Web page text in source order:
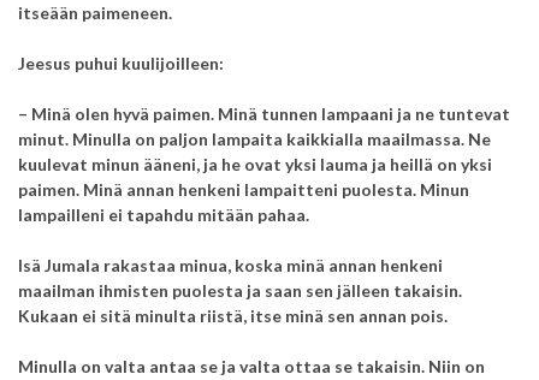
itseään paimeneen.
Jeesus puhui kuulijoilleen:
– Minä olen hyvä paimen. Minä tunnen lampaani ja ne tuntevat
minut. Minulla on paljon lampaita kaikkialla maailmassa. Ne
kuulevat minun ääneni, ja he ovat yksi lauma ja heillä on yksi
paimen. Minä annan henkeni lampaitteni puolesta. Minun
lampailleni ei tapahdu mitään pahaa.
Isä Jumala rakastaa minua, koska minä annan henkeni
maailman ihmisten puolesta ja saan sen jälleen takaisin.
Kukaan ei sitä minulta riistä, itse minä sen annan pois.
Minulla on valta antaa se ja valta ottaa se takaisin. Niin on